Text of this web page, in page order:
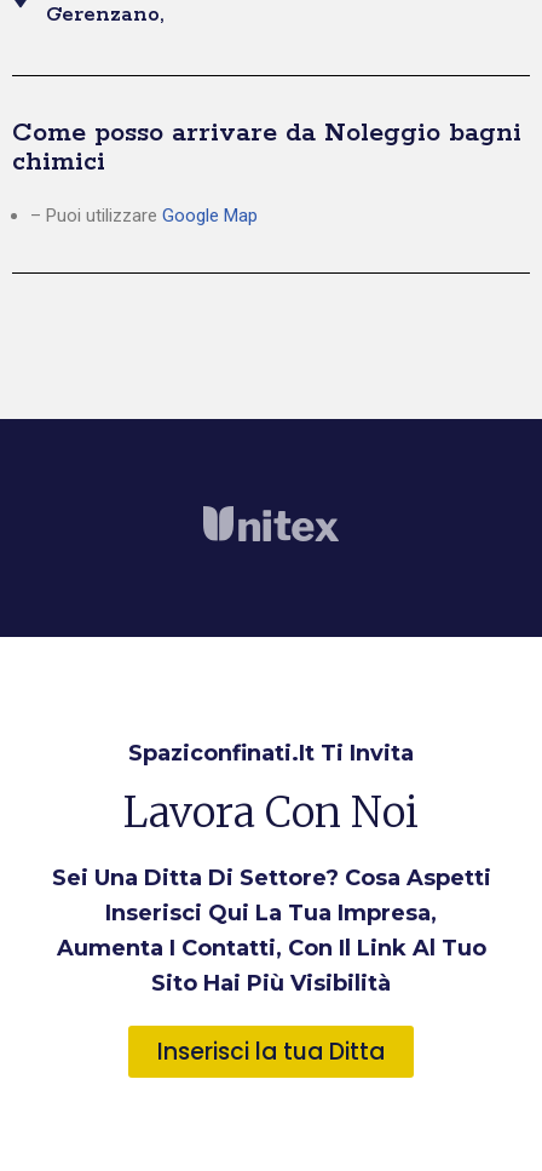
Gerenzano,
Come posso arrivare da Noleggio bagni
chimici
– Puoi utilizzare Google Map
Spaziconfinati.it Ti Invita
Lavora Con Noi
Sei Una Ditta Di Settore? Cosa Aspetti
Inserisci Qui La Tua Impresa,
Aumenta I Contatti, Con Il Link Al Tuo
Sito Hai Più Visibilità
Inserisci la tua Ditta